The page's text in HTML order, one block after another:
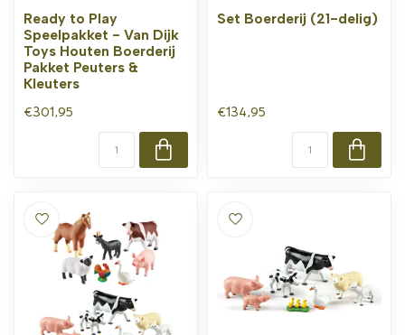
Ready to Play
Speelpakket - Van Dijk
Toys Houten Boerderij
Pakket Peuters &
Kleuters
€301,95
Set Boerderij (21-delig)
€134,95